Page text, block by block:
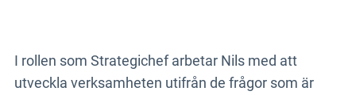
I rollen som Strategichef arbetar Nils med att
utveckla verksamheten utifrån de frågor som är